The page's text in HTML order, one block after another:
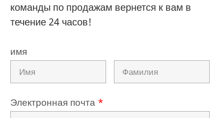
команды по продажам вернется к вам в
течение 24 часов!
имя
Электронная почта *